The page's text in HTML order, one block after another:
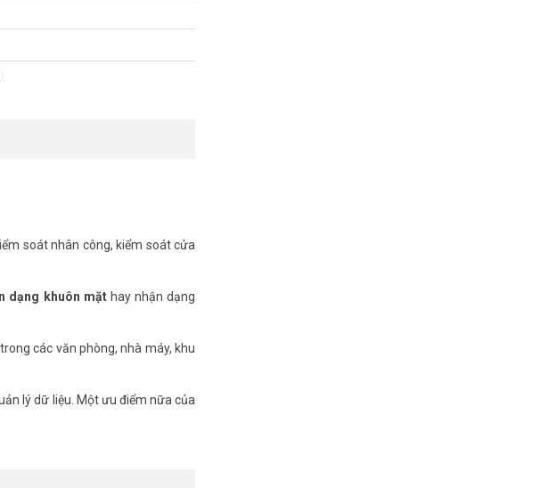
soát nhân công, kiểm soát cửa
dạng khuôn mặt hay nhận dạng
các văn phòng, nhà máy, khu
lý dữ liệu. Một ưu điểm nữa của